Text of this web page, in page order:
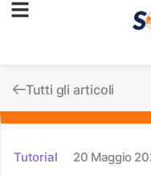
Tutti gli articoli
Tutorial 20 Maggio